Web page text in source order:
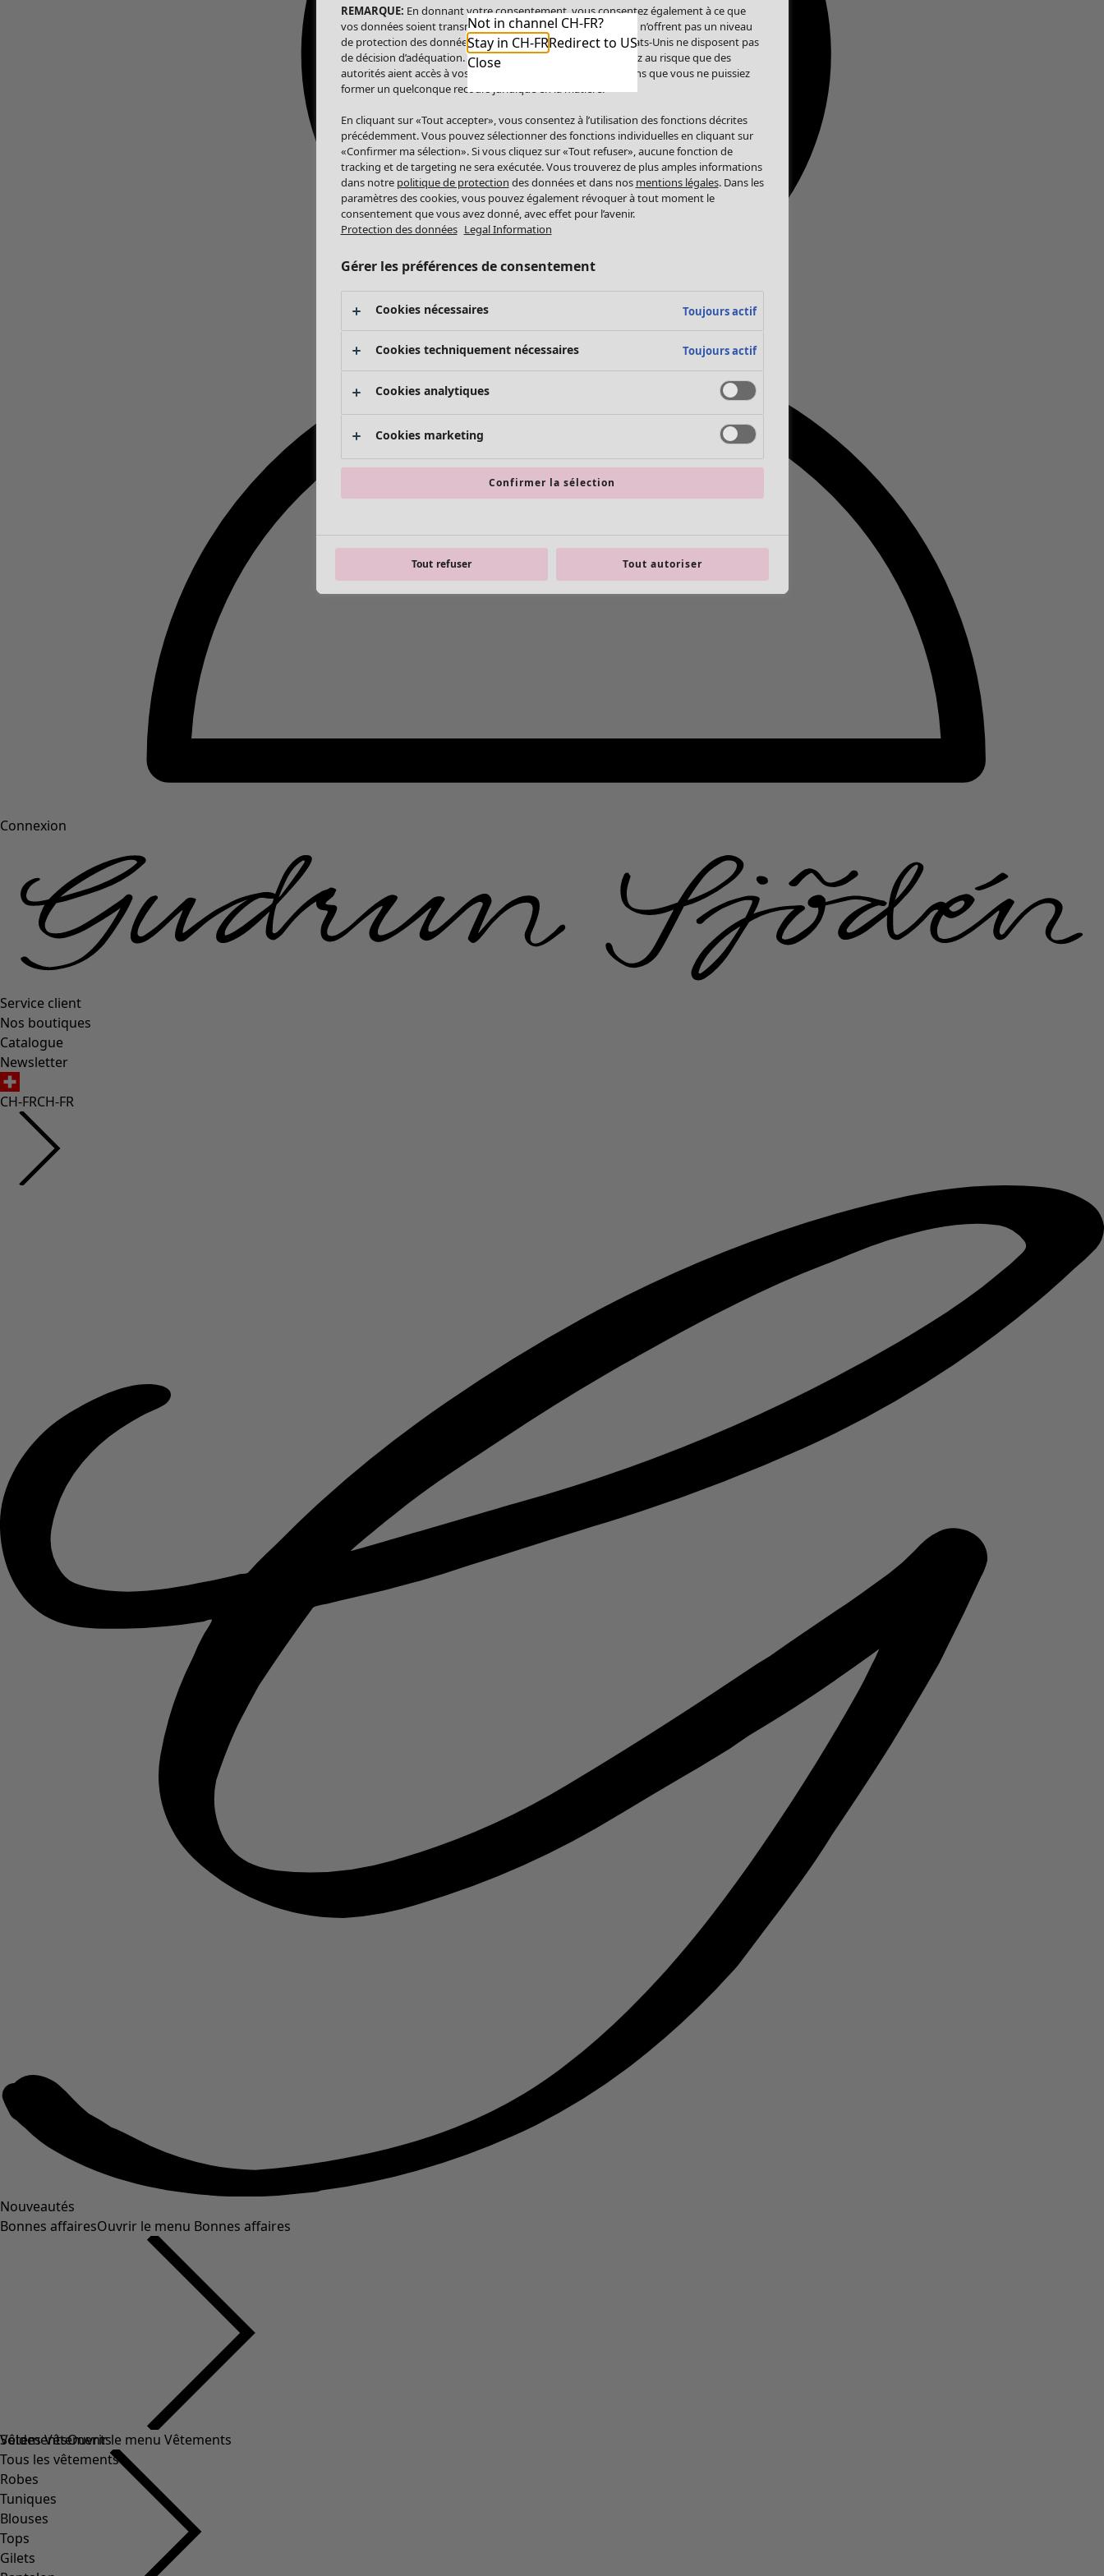
Connexion
Service client
Nos boutiques
Catalogue
Newsletter
CH-FRCH-FR
Nouveautés
Bonnes affairesOuvrir le menu Bonnes affaires
Soldes Vêtements
Tous les vêtements
Robes
Tuniques
Blouses
Tops
Gilets
VêtementsOuvrir le menu Vêtements
Not in channel CH-FR?
Stay in CH-FRRedirect to US
Close
REMARQUE: En donnant votre consentement, vous consentez également à ce que
vos données soient transmises aux États-Unis. Les États-Unis n’offrent pas un niveau
de protection des données comparable à celui de l’UE. Les États-Unis ne disposent pas
de décision d’adéquation. Par conséquent, vous vous exposez au risque que des
autorités aient accès à vos données à caractère personnel sans que vous ne puissiez
former un quelconque recours juridique en la matière.
En cliquant sur «Tout accepter», vous consentez à l’utilisation des fonctions décrites
précédemment. Vous pouvez sélectionner des fonctions individuelles en cliquant sur
«Confirmer ma sélection». Si vous cliquez sur «Tout refuser», aucune fonction de
tracking et de targeting ne sera exécutée. Vous trouverez de plus amples informations
dans notre politique de protection des données et dans nos mentions légales. Dans les
paramètres des cookies, vous pouvez également révoquer à tout moment le
consentement que vous avez donné, avec effet pour l’avenir.
Protection des données Legal Information
Gérer les préférences de consentement
Cookies nécessaires Toujours actif
Cookies techniquement nécessaires Toujours actif
Cookies analytiques
Cookies marketing
Confirmer la sélection
Tout refuser Tout autoriser